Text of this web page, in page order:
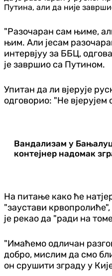
Путина, али да није
"Разочаран сам њиме,
њим. Али јесам
интервјуу за ББЦ,
је завршио са Путином.
Упитан да ли вјерује
одговорио: "Не вјерујем
Вандализам у
контејнер надомак
На питање како ће
"заустави
је рекао да "ради на
"Имаћемо одличан
добро, мислим да смо
он срушити зграду у